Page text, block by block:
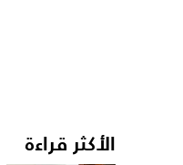
الأكثر قراءة